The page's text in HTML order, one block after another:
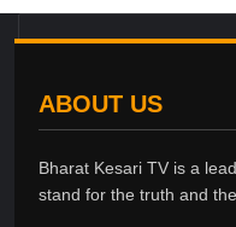
ABOUT US
Bharat Kesari TV is a
stand for the truth and